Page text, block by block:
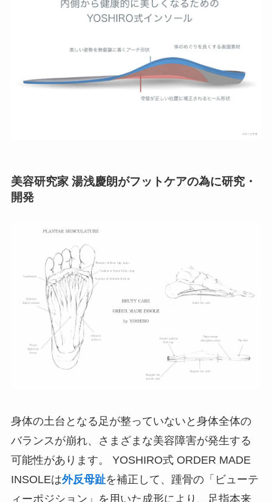
美容研究家 湯浅慶朗がフットケアの為に研究・
開発
身体の土台となる足が整っていないと身体全体の
バランスが崩れ、さまざまな美容障害が発生する
可能性があります。 YOSHIRO式 ORDER MADE
INSOLEは外反母趾を補正して、踵骨の「ビューテ
ィーポジション」を用いた成形により、足指本来